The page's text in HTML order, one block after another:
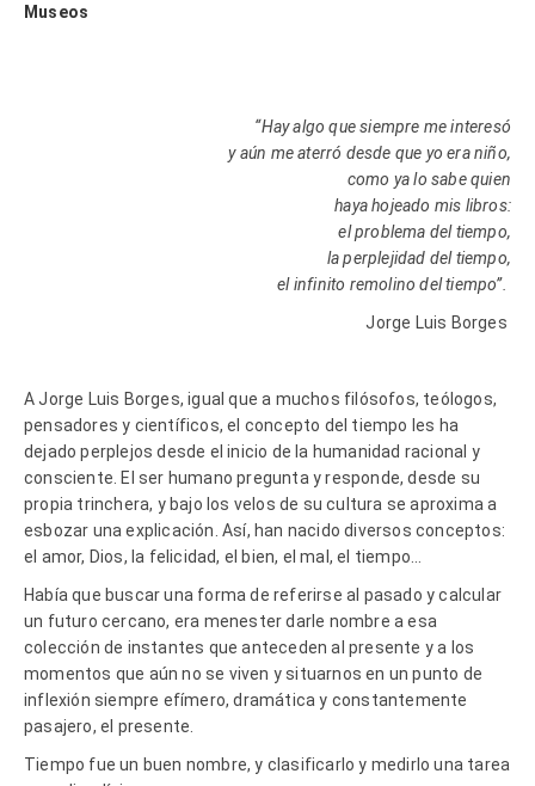
Museos
“Hay algo que siempre me interesó
y aún me aterró desde que yo era niño,
como ya lo sabe quien
haya hojeado mis libros:
el problema del tiempo,
la perplejidad del tiempo,
el infinito remolino del tiempo”.
Jorge Luis Borges
A Jorge Luis Borges, igual que a muchos filósofos, teólogos,
pensadores y científicos, el concepto del tiempo les ha
dejado perplejos desde el inicio de la humanidad racional y
consciente. El ser humano pregunta y responde, desde su
propia trinchera, y bajo los velos de su cultura se aproxima a
esbozar una explicación. Así, han nacido diversos conceptos:
el amor, Dios, la felicidad, el bien, el mal, el tiempo…
Había que buscar una forma de referirse al pasado y calcular
un futuro cercano, era menester darle nombre a esa
colección de instantes que anteceden al presente y a los
momentos que aún no se viven y situarnos en un punto de
inflexión siempre efímero, dramática y constantemente
pasajero, el presente.
Tiempo fue un buen nombre, y clasificarlo y medirlo una tarea